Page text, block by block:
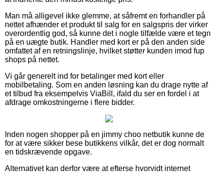
Man må alligevel ikke glemme, at såfremt en forhandler på
nettet afhænder et produkt til salg for en salgspris der virker
overordentlig god, så kunne det i nogle tilfælde være et tegn
på en uægte butik. Handler med kort er på den anden side
omfattet af en retningslinje, hvilket støtter kunden imod fup
shops på nettet.
Vi går generelt ind for betalinger med kort eller
mobilbetaling. Som en anden løsning kan du drage nytte af
et tilbud fra eksempelvis ViaBill, ifald du ser en fordel i at
afdrage omkostningerne i flere bidder.
Inden nogen shopper på en jimmy choo netbutik kunne de
for at være sikker bese butikkens vilkår, det er dog normalt
en tidskrævende opgave.
Alternativet kan derfor være at efterse hvorvidt internet